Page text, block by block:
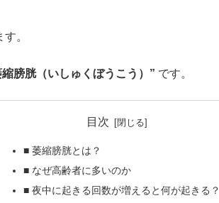
。
縮膀胱（いしゅくぼうこう）” です。
目次
■ 萎縮膀胱とは？
■ なぜ高齢者に多いのか
■ 夜中に起きる回数が増えると何が起きる？